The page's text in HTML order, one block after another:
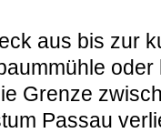
aus bis zur
oder
Grenze
Passau